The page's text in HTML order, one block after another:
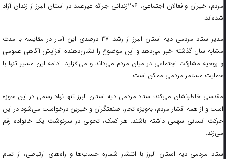
مردم، خیران و فعالان اجتماعی، ۲۰۶زندانی جرائم غیرعمد در استان البرز از زندان آزاد
شده‌اند.
مدیر ستاد مردمی دیه استان البرز از رشد ۳۷ درصدی این آمار در مقایسه با مدت
مشابه سال گذشته خبر می‌دهد و این موضوع را نشان‌دهنده افزایش آگاهی عمومی
و روحیه مشارکت اجتماعی در میان مردم می‌داند و می‌افزاید: ادامه این مسیر تنها با
حمایت مستمر مردمی ممکن است.
مقدسی خاطرنشان می‌کند: ستاد مردمی دیه استان البرز تنها نهاد رسمی در این حوزه
است و از همه اقشار مردم، به‌ویژه تجار، صنعتگران و خیرین درخواست می‌شود در این
حرکت انسانی سهمی داشته باشند. هر کمک، تحولی در سرنوشت یک خانواده رقم
می‌زند.
ستاد مردمی دیه استان البرز با انتشار شماره حساب‌ها و راه‌های ارتباطی، از تمام